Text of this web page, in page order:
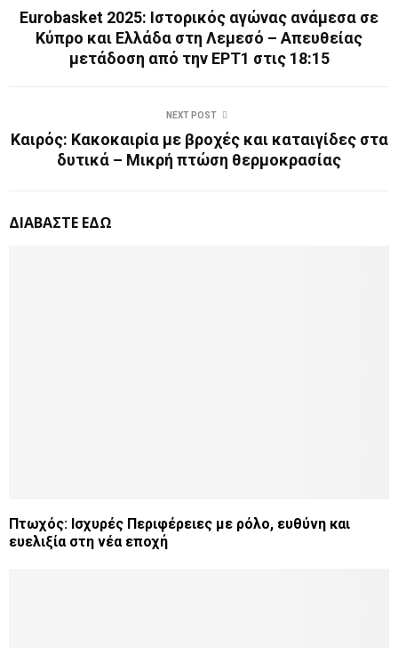
Eurobasket 2025: Ιστορικός αγώνας ανάμεσα σε
Κύπρο και Ελλάδα στη Λεμεσό – Απευθείας
μετάδοση από την ΕΡΤ1 στις 18:15
NEXT POST
Καιρός: Κακοκαιρία με βροχές και καταιγίδες στα
δυτικά – Μικρή πτώση θερμοκρασίας
ΔΙΑΒΑΣΤΕ ΕΔΩ
Πτωχός: Ισχυρές Περιφέρειες με ρόλο, ευθύνη και
ευελιξία στη νέα εποχή